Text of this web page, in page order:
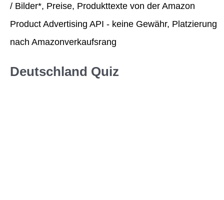
/ Bilder*, Preise, Produkttexte von der Amazon
Product Advertising API - keine Gewähr, Platzierung
nach Amazonverkaufsrang
Deutschland Quiz